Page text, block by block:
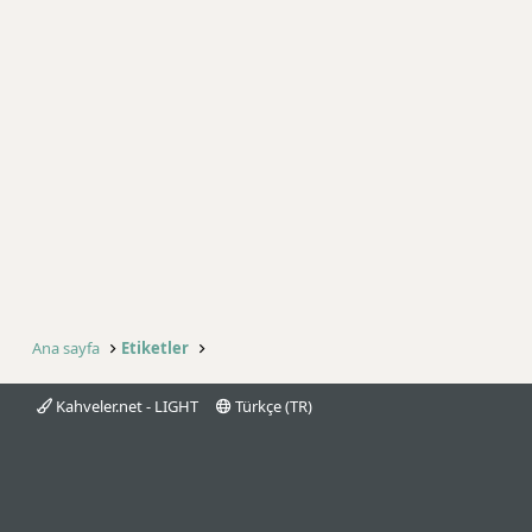
Ana sayfa Etiketler
Kahveler.net - LIGHT Türkçe (TR)